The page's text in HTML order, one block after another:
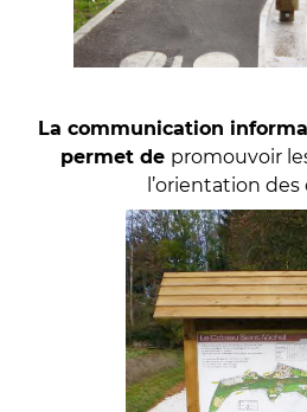
La communication
permet de promouvoir
l’orientation